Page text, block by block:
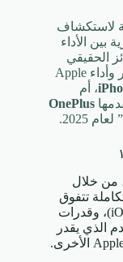
لاستكشاف
بين الأداء
الحقيقي
الذي يلبي متطلباتك التقنية. هل ستختار استقرار وأداء Apple
، أم
OnePlus
2025.
من خلال
تتفوق
في كفاءة الطاقة، والبرمجيات المتناغمة (iOS 26)، وقدرات
الذي يقدر